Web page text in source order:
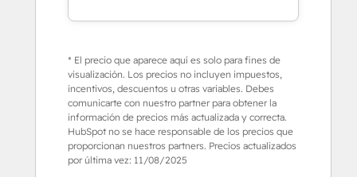
* El precio que aparece aquí es solo para fines de
visualización. Los precios no incluyen impuestos,
incentivos, descuentos u otras variables. Debes
comunicarte con nuestro partner para obtener la
información de precios más actualizada y correcta.
HubSpot no se hace responsable de los precios que
proporcionan nuestros partners. Precios actualizados
por última vez: 11/08/2025